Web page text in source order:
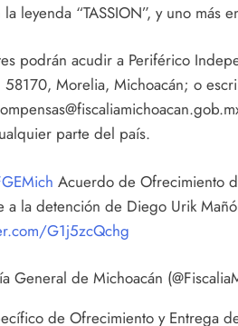
leyenda “TASSION”, y uno
podrán acudir a Periférico
58170, Morelia, Michoacán; o
parte del país.
Acuerdo de Ofrecimiento
a la detención de Diego Urik
G1j5zcQchg
General de Michoacán
de Ofrecimiento y Entrega